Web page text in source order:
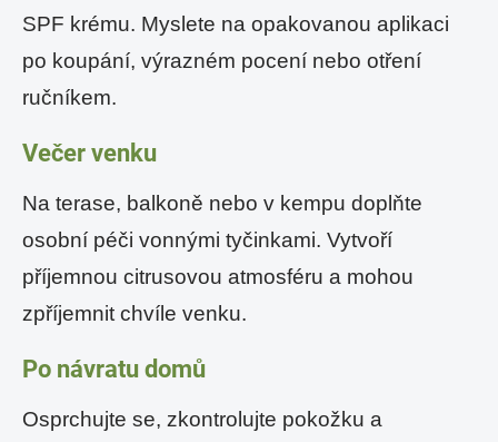
SPF krému. Myslete na opakovanou aplikaci
po koupání, výrazném pocení nebo otření
ručníkem.
Večer venku
Na terase, balkoně nebo v kempu doplňte
osobní péči vonnými tyčinkami. Vytvoří
příjemnou citrusovou atmosféru a mohou
zpříjemnit chvíle venku.
Po návratu domů
Osprchujte se, zkontrolujte pokožku a